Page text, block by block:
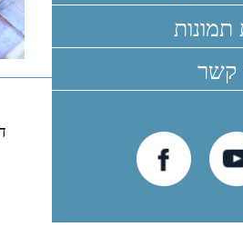
תמונות
קשר
פייסבוק